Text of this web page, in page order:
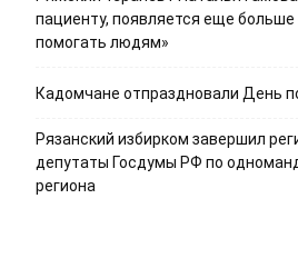
пациенту, появляется еще
помогать людям»
Кадомчане отпраздновали День
Рязанский избирком завершил
депутаты Госдумы РФ по
региона